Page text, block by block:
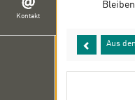
Kontakt
Aus